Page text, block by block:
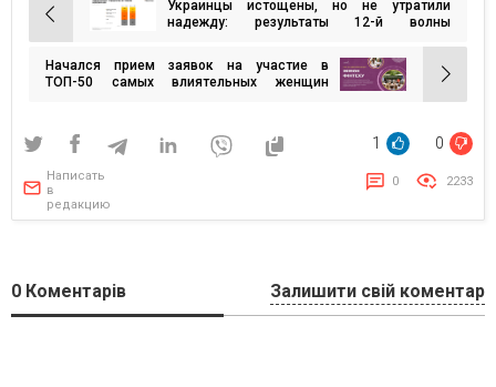
Навигация
по
записям
Украинцы истощены, но не утратили
надежду: результаты 12-й волны
Начался прием заявок на участие в
ТОП-50 самых влиятельных женщин
1 0
Написать
в
редакцию
0 2233
0 Коментарів Залишити свій коментар